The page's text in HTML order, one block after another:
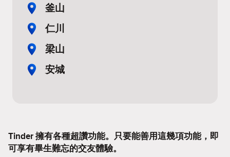
釜山
仁川
梁山
安城
Tinder 擁有各種超讚功能。只要能善用這幾項功能，即
可享有畢生難忘的交友體驗。